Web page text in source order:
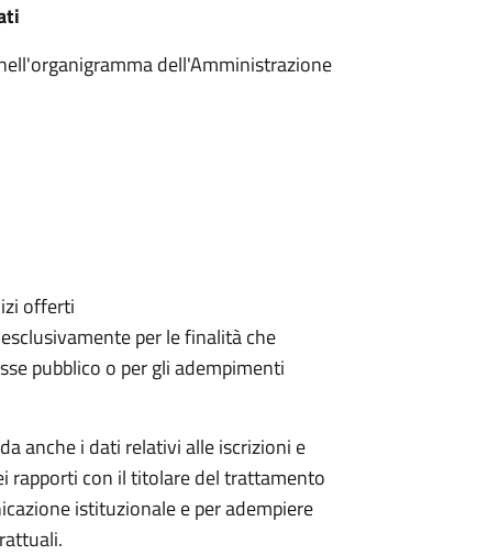
dell'Amministrazione
offerti
per le finalità che
pubblico o per gli adempimenti
anche i dati relativi alle iscrizioni e
rapporti con il titolare del trattamento
istituzionale e per adempiere